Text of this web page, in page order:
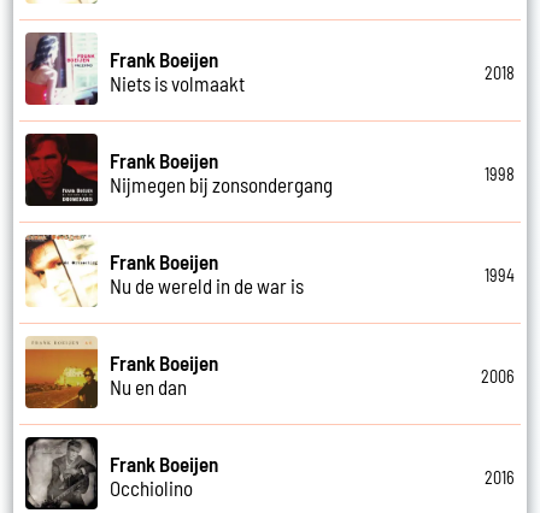
Frank Boeijen
Niets is volmaakt
2018
Frank Boeijen
Nijmegen bij zonsondergang
1998
Frank Boeijen
Nu de wereld in de war is
1994
Frank Boeijen
Nu en dan
2006
Frank Boeijen
Occhiolino
2016